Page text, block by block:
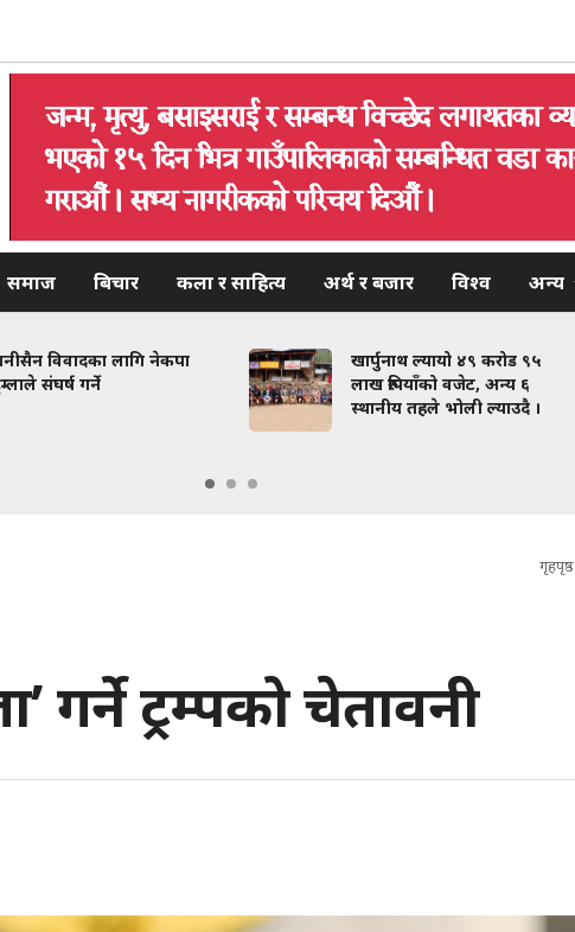
समाज बिचार कला र साहित्य अर्थ र बजार विश्व अन्य
विवादका लागि नेकपा
संघर्ष गर्ने
खार्पुनाथ ल्यायो ४९ करोड ९५
लाख रुपियाँको वजेट, अन्य ६
स्थानीय तहले भोली ल्याउदै ।
गृहपृष्ठ
गर्ने ट्रम्पको चेतावनी